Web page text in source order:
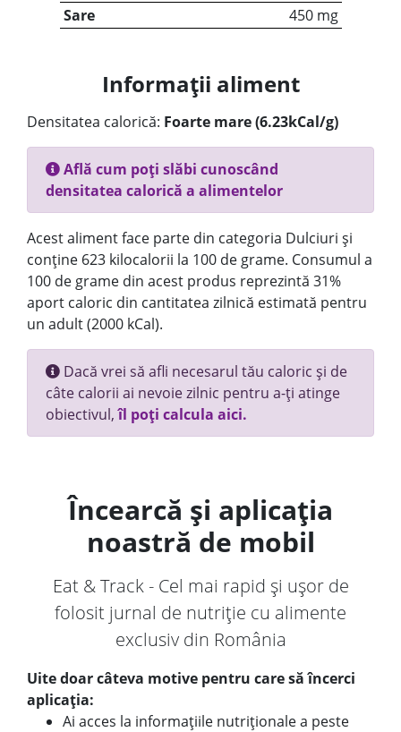
Sare
450 mg
Informații aliment
Densitatea calorică: Foarte mare (6.23kCal/g)
Află cum poți slăbi cunoscând
densitatea calorică a alimentelor
Acest aliment face parte din categoria Dulciuri și
conține 623 kilocalorii la 100 de grame. Consumul a
100 de grame din acest produs reprezintă 31%
aport caloric din cantitatea zilnică estimată pentru
un adult (2000 kCal).
Dacă vrei să afli necesarul tău caloric și de
câte calorii ai nevoie zilnic pentru a-ți atinge
obiectivul,îl poți calcula aici.
Încearcă și aplicația
noastră de mobil
Eat & Track - Cel mai rapid și ușor de
folosit jurnal de nutriție cu alimente
exclusiv din România
Uite doar câteva motive pentru care să încerci
aplicația:
Ai acces la informațiile nutriționale a peste